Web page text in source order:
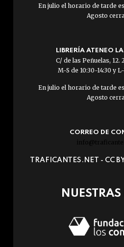
En julio el horario de tarde
Agosto
LIBRERÍA ATENEO
C/ de las Peñuelas,
M-S de 10:30-14:30 y
En julio el horario de tarde
Agosto
CORREO DE
TRAFICANTES.NET - CC
NUESTRAS